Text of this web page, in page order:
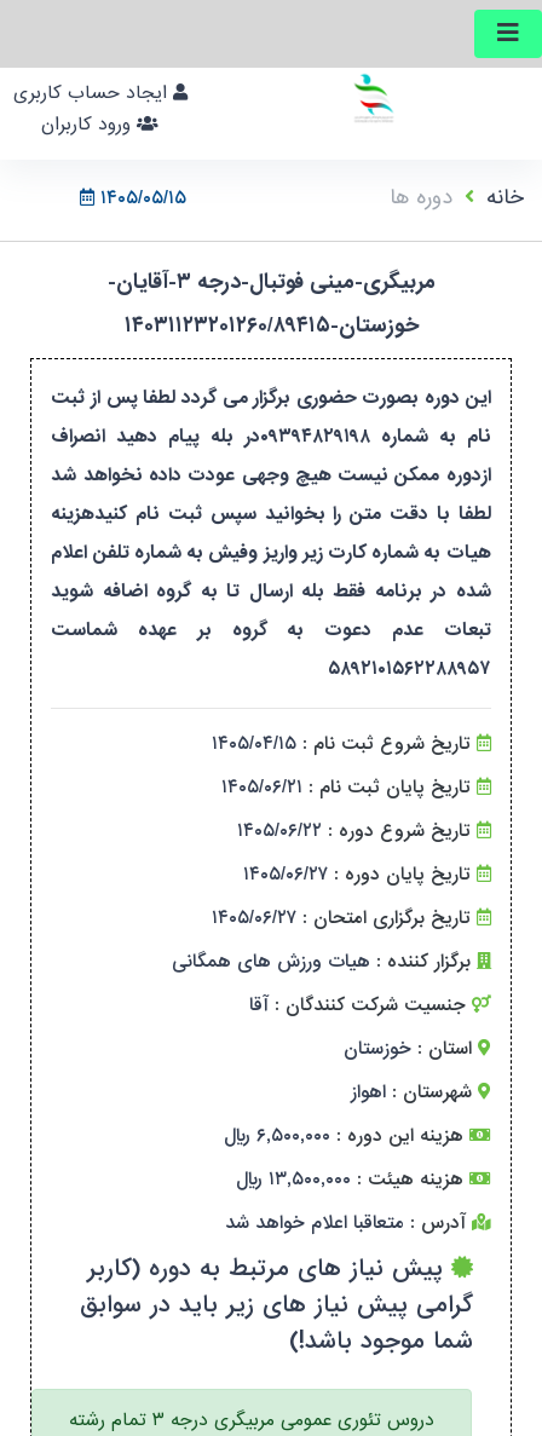
۱۴۰۵/۰۵/۱۵ خانه دوره ها
مربیگری-مینی فوتبال-درجه ۳-آقایان-
خوزستان-۱۴۰۳۱۱۲۳۲۰۱۲۶۰/۸۹۴۱۵
این دوره بصورت حضوری برگزار می گردد لطفا پس از ثبت
نام به شماره ۰۹۳۹۴۸۲۹۱۹۸در بله پیام دهید انصراف
ازدوره ممکن نیست هیچ وجهی عودت داده نخواهد شد
لطفا با دقت متن را بخوانید سپس ثبت نام کنیدهزینه
هیات به شماره کارت زیر واریز وفیش به شماره تلفن اعلام
شده در برنامه فقط بله ارسال تا به گروه اضافه شوید
تبعات عدم دعوت به گروه بر عهده شماست
۵۸۹۲۱۰۱۵۶۲۲۸۸۹۵۷
تاریخ شروع ثبت نام : ۱۴۰۵/۰۴/۱۵
تاریخ پایان ثبت نام : ۱۴۰۵/۰۶/۲۱
تاریخ شروع دوره : ۱۴۰۵/۰۶/۲۲
تاریخ پایان دوره : ۱۴۰۵/۰۶/۲۷
تاریخ برگزاری امتحان : ۱۴۰۵/۰۶/۲۷
برگزار کننده : هیات ورزش های همگانی
جنسیت شرکت کنندگان : آقا
استان : خوزستان
شهرستان : اهواز
هزینه این دوره : ۶,۵۰۰,۰۰۰ ریال
هزینه هیئت : ۱۳,۵۰۰,۰۰۰ ریال
آدرس : متعاقبا اعلام خواهد شد
پیش نیاز های مرتبط به دوره (کاربر
گرامی پیش نیاز های زیر باید در سوابق
شما موجود باشد!)
دروس تئوری عمومی مربیگری درجه ۳ تمام رشته